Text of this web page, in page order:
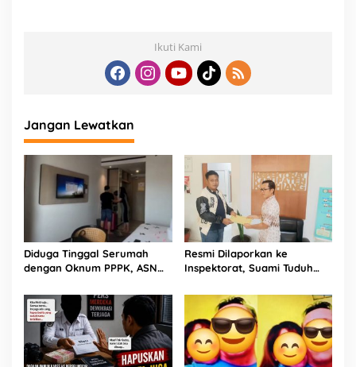
Ikuti Kami
Jangan Lewatkan
Diduga Tinggal Serumah
dengan Oknum PPPK, ASN
BKPSDM dan Polisi
Resmi Dilaporkan ke
Inspektorat, Suami Tuduh
dengan Istrinya